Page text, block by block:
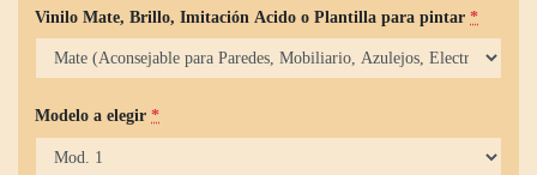
Vinilo Mate, Brillo, Imitación Acido o Plantilla para pintar *
Modelo a elegir *